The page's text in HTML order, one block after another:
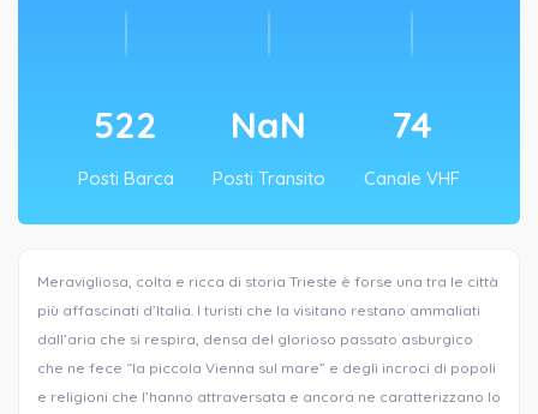
522
Posti Barca
NaN
Posti Transito
74
Canale VHF
Meravigliosa, colta e ricca di storia Trieste è forse una tra le città
più affascinati d’Italia. I turisti che la visitano restano ammaliati
dall’aria che si respira, densa del glorioso passato asburgico
che ne fece “la piccola Vienna sul mare” e degli incroci di popoli
e religioni che l’hanno attraversata e ancora ne caratterizzano lo